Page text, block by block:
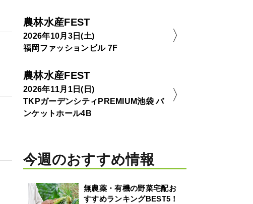
農林水産FEST
2026年10月3日(土)
福岡ファッションビル 7F
農林水産FEST
2026年11月1日(日)
TKPガーデンシティPREMIUM池袋 バ
ンケットホール4B
今週のおすすめ情報
無農薬・有機の野菜宅配お
すすめランキングBEST5！